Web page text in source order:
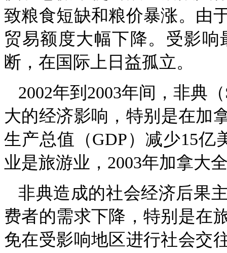
致粮食短缺和粮价暴涨。由
贸易额度大幅下降。受影
断，在国际上日益孤立。
2002年到2003年间，非典
大的经济影响，特别是在加
生产总值（GDP）减少15亿
业是旅游业，2003年加拿大
非典造成的社会经济后果
费者的需求下降，特别是在
免在受影响地区进行社会交